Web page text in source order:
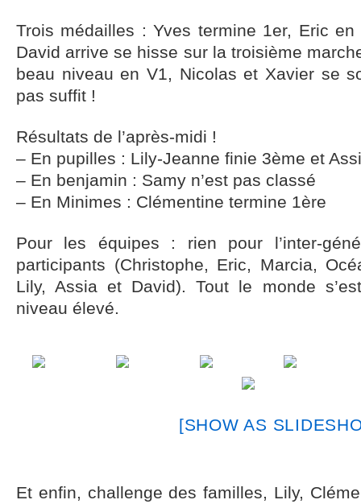
Trois médailles : Yves termine 1er, Eric
David arrive se hisse sur la troisième
beau niveau en V1, Nicolas et Xavier se
pas suffit !
Résultats de l’après-midi !
– En pupilles : Lily-Jeanne finie 3ème et
– En benjamin : Samy n’est pas classé
– En Minimes : Clémentine termine 1ère
Pour les équipes : rien pour l’inter-
participants (Christophe, Eric, Marcia,
Lily, Assia et David). Tout le monde
niveau élevé.
[SHOW AS
Et enfin, challenge des familles, Lily,